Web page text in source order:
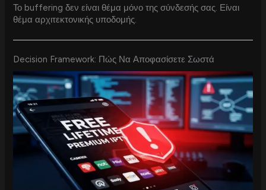
Το buffering δεν είναι θέμα μόνο της σύνδεσής σας. Είναι
θέμα αρχιτεκτονικής υποδομής.
Decision Framework: Πώς Να Αποφασίσετε Σωστά